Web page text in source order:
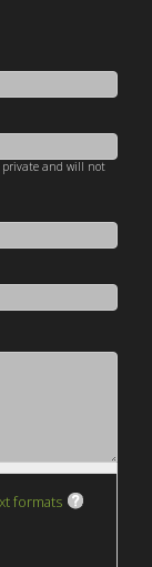
private and will not
formats